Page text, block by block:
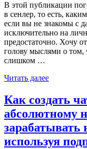
В этой публикации
в сенлер, то есть,
если вы не знакомы с
исключительно на
предостаточно. Хочу
голову мыслями о том,
слишком …
Читать далее
Как создать
абсолютному
зарабатывать
используя